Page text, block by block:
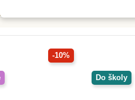
-10%
Do školy